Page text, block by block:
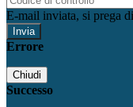
E-mail inviata, si prega
Errore
Chiudi
Successo